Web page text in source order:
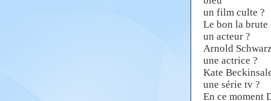
un film culte ?
Le bon la brute
un acteur ?
Arnold
une actrice ?
Kate
une série tv ?
En ce moment